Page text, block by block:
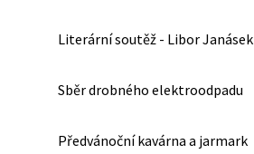
Literární soutěž - Libor Janásek
Sběr drobného elektroodpadu
Předvánoční kavárna a jarmark